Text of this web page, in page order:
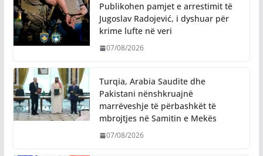
Publikohen pamjet e arrestimit të
Jugoslav Radojević, i dyshuar për
krime lufte në veri
07/08/2026
Turqia, Arabia Saudite dhe
Pakistani nënshkruajnë
marrëveshje të përbashkët të
mbrojtjes në Samitin e Mekës
07/08/2026